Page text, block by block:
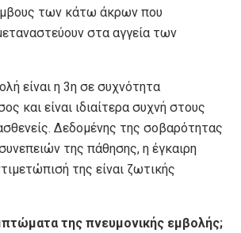
των κάτω άκρων που
στα αγγεία των
είναι η 3η σε συχνότητα
και είναι ιδιαίτερα συχνή στους
Δεδομένης της σοβαρότητας
της πάθησης, η έγκαιρη
της είναι ζωτικής
της πνευμονικής εμβολής;